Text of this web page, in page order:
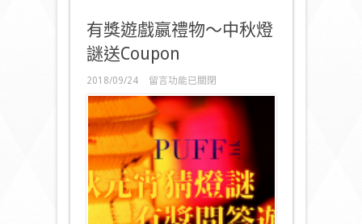
有獎遊戲嬴禮物～中秋燈
謎送Coupon
2018/09/24
在
〈有
獎
遊
戲
嬴
禮
物
～
中
秋
留言功能已關閉